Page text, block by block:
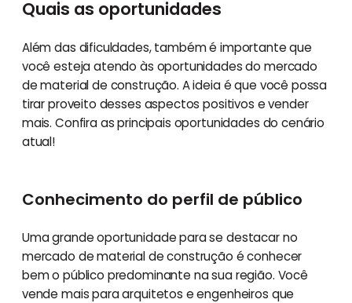
Quais as oportunidades
Além das dificuldades, também é importante que
você esteja atendo às oportunidades do mercado
de material de construção. A ideia é que você possa
tirar proveito desses aspectos positivos e vender
mais. Confira as principais oportunidades do cenário
atual!
Conhecimento do perfil de público
Uma grande oportunidade para se destacar no
mercado de material de construção é conhecer
bem o público predominante na sua região. Você
vende mais para arquitetos e engenheiros que